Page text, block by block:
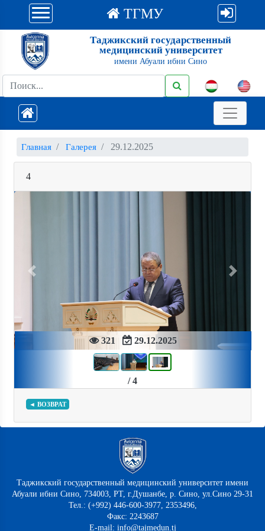
ТГМУ
Таджикский государственный
медицинский университет
имени Абуали ибни Сино
Главная Галерея 29.12.2025
4
321 29.12.2025
Previous Next
/ 4
◄ ВОЗВРАТ
Таджикский государственный медицинский университет имени
Абуали ибни Сино, 734003, РТ, г.Душанбе, р. Сино, ул.Сино 29-31
Тел.: (+992) 446-600-3977, 2353496,
Факс: 2243687
E-mail: info@tajmedun.tj